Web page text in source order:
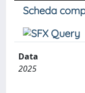
Scheda
Data
2025